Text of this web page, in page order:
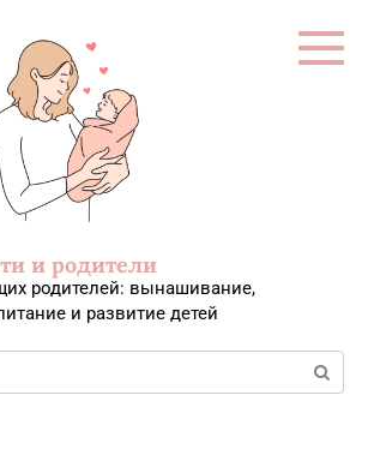
и родители
родителей: вынашивание,
и развитие детей